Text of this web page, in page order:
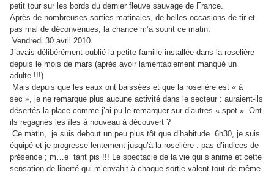
petit tour sur les bords du dernier fleuve sauvage de France.
Après de nombreuses sorties matinales, de belles occasions de tir et
pas mal de déconvenues, la chance m’a sourit ce matin.
Vendredi 30 avril 2010
J’avais délibérément oublié la petite famille installée dans la roselière
depuis le mois de mars (après avoir lamentablement manqué un
adulte !!!)
Mais depuis que les eaux ont baissées et que la roselière est « à
sec », je ne remarque plus aucune activité dans le secteur : auraient-ils
désertés la place comme j’ai pu le remarquer sur d’autres « spot ». Ont-
ils regagnés les îles à nouveau à découvert ?
Ce matin, je suis debout un peu plus tôt que d’habitude. 6h30, je suis
équipé et je progresse lentement jusqu’à la roselière : pas d’indices de
présence ; m…e tant pis !!! Le spectacle de la vie qui s’anime et cette
sensation de liberté qui m’envahit à chaque sortie valent tout de même